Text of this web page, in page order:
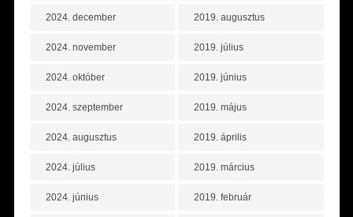
2024. december
2024. november
2024. október
2024. szeptember
2024. augusztus
2024. július
2024. június
2019. augusztus
2019. július
2019. június
2019. május
2019. április
2019. március
2019. február